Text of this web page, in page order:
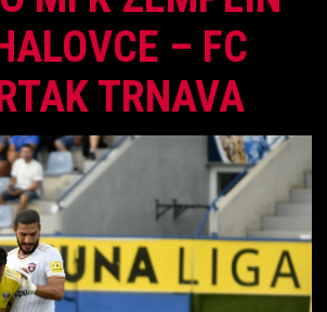
– FC
TRNAVA